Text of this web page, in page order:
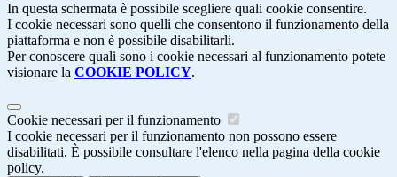
In questa schermata è possibile scegliere quali cookie consentire.
I cookie necessari sono quelli che consentono il funzionamento della
piattaforma e non è possibile disabilitarli.
Per conoscere quali sono i cookie necessari al funzionamento potete
visionare la COOKIE POLICY.
Cookie necessari per il funzionamento
I cookie necessari per il funzionamento non possono essere
disabilitati. È possibile consultare l'elenco nella pagina della cookie
policy.